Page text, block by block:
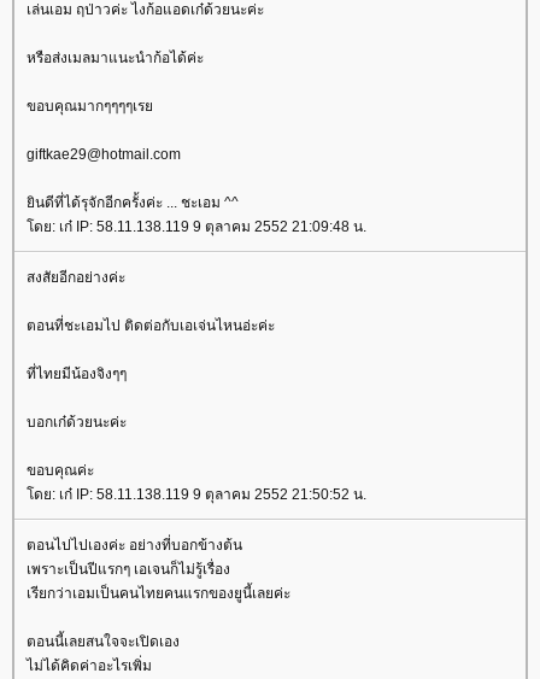
เล่นเอม ฤป่าวค่ะ ไงก้อแอดเก๋ด้วยนะค่ะ
หรือส่งเมลมาแนะนำก้อได้ค่ะ
ขอบคุณมากๆๆๆๆเร
giftkae29@hotmail.com
ินดีที่ได้รุจักอีกครั้งค่ะ ... ชะเอม ^^
ดย: เก๋ IP: 58.11.138.119 9 ตุลาคม 2552 21:09:48 น.
สงสัยอีกอย่างค่ะ
ตอนที่ชะเอมไป ติดต่อกับเอเจ่นไหนอ่ะค่ะ
ที่ไทยมีน้องจิงๆๆ
บอกเก๋ด้วยนะค่ะ
ขอบคุณค่ะ
ดย: เก๋ IP: 58.11.138.119 9 ตุลาคม 2552 21:50:52 น.
ตอนไปไปเองค่ะ อย่างที่บอกข้างต้น
เพราะเป็นปีแรกๆ เอเจนก็ไม่รู้เรื่อง
เรียกว่าเอมเป็นคนไทยคนแรกของยูนี้เลยค่ะ
ตอนนี้เลยสนใจจะเปิดเอง
ไม่ได้คิดค่าอะไรเพิ่ม